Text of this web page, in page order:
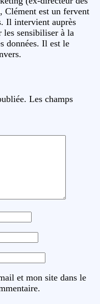
Clément est un fervent
Il intervient auprès
les sensibiliser à la
données. Il est le
Les champs
et mon site dans le